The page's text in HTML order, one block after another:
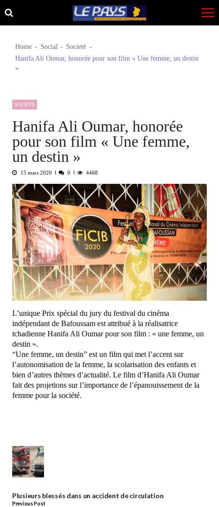
Skip
to
Skip
to
Home Social
Societé
Hanifa Ali Oumar, honorée pour son film « Une femme, un destin
»
SOCIETÉ
Hanifa Ali Oumar, honorée
pour son film « Une femme,
un destin »
15 mars 2020 0 4468
L’unique Prix spécial du jury du festival du cinéma
indépendant de Bafoussam est attribué à la réalisatrice
tchadienne Hanifa Ali Oumar pour son film : « une femme, un
destin ».
“Une femme, un destin” est un film qui met l’accent sur
l’autonomisation de la femme, la scolarisation des enfants et
bien d’autres thèmes d’actualité. Le film d’Hanifa Ali Oumar
fait des projetions sur l’importance de l’épanouissement de la
femme pour la société.
Plusieurs blessés dans un accident de circulation
Previous Post